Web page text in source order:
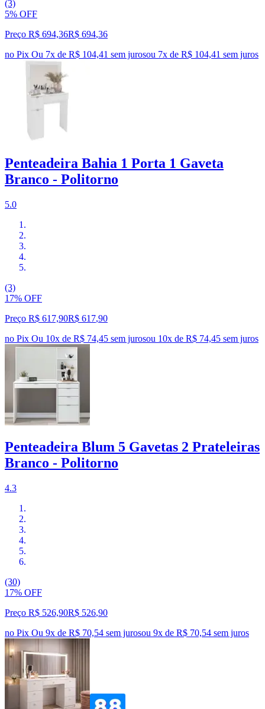
(3)
5% OFF
Preço R$ 694,36R$ 694,36
no Pix Ou 7x de R$ 104,41 sem jurosou 7x de R$ 104,41 sem juros
Penteadeira Bahia 1 Porta 1 Gaveta
Branco - Politorno
5.0
(3)
17% OFF
Preço R$ 617,90R$ 617,90
no Pix Ou 10x de R$ 74,45 sem jurosou 10x de R$ 74,45 sem juros
Penteadeira Blum 5 Gavetas 2 Prateleiras
Branco - Politorno
4.3
(30)
17% OFF
Preço R$ 526,90R$ 526,90
no Pix Ou 9x de R$ 70,54 sem jurosou 9x de R$ 70,54 sem juros